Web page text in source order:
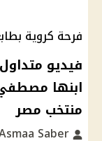
فرحة كروية
فيديو
ابنها
منتخب مصر